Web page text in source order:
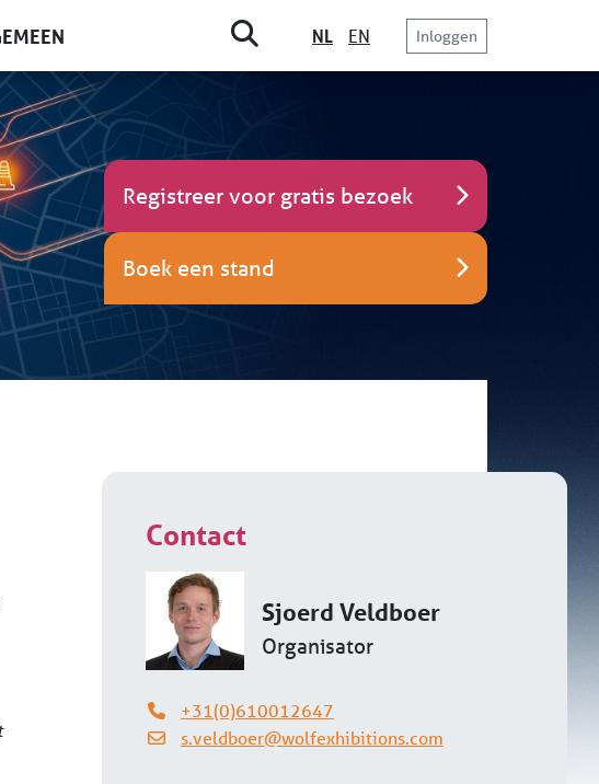
& wanneer
NL EN Inloggen
Registreer voor gratis bezoek
Boek een stand
Contact
Sjoerd Veldboer
Organisator
+31(0)610012647
s.veldboer@wolfexhibitions.com